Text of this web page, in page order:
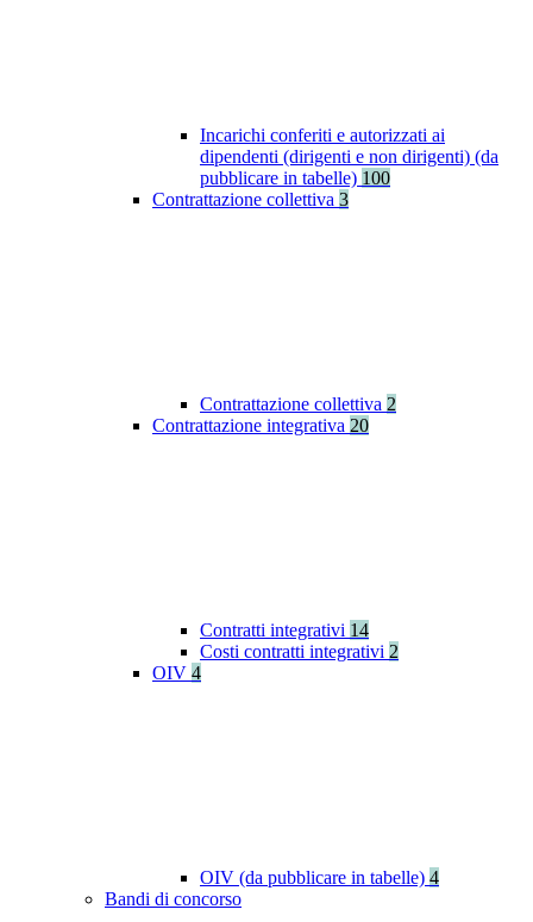
Incarichi conferiti e autorizzati ai
dipendenti (dirigenti e non dirigenti) (da
pubblicare in tabelle) 100
Contrattazione collettiva 3
Contrattazione collettiva 2
Contrattazione integrativa 20
Contratti integrativi 14
Costi contratti integrativi 2
OIV 4
OIV (da pubblicare in tabelle) 4
Bandi di concorso